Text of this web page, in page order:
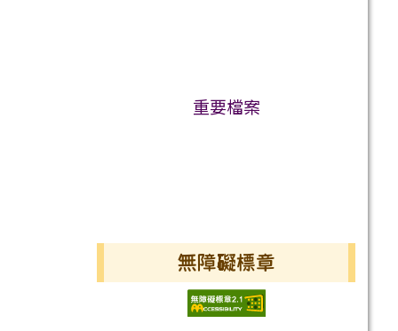
重要檔案
無障礙標章